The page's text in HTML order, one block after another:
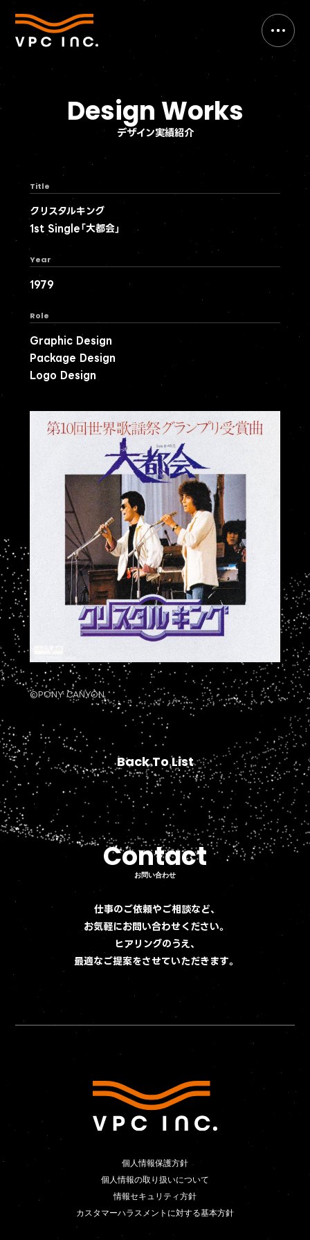
デザイン実績紹介
Design Works
Title
クリスタルキング
1st Single「大都会」
Year
1979
Role
Graphic Design
Package Design
Logo Design
©PONY CANYON
Back To List
Back To List
Contact
Contact
お問い合わせ
仕事のご依頼やご相談など、
お気軽にお問い合わせください。
ヒアリングのうえ、
最適なご提案をさせていただきます。
個人情報保護方針
個人情報保護方針
個人情報の取り扱いについて
個人情報の取り扱いについて
情報セキュリティ方針
情報セキュリティ方針
カスタマーハラスメントに対する基本方針